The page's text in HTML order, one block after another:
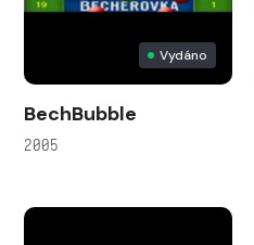
Vydáno
BechBubble
2005